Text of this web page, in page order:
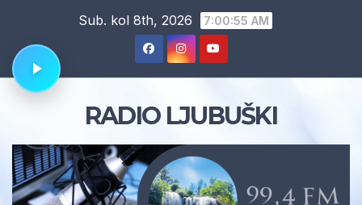
content
Sub. kol 8th, 2026 7:00:56 AM
RADIO LJUBUŠKI